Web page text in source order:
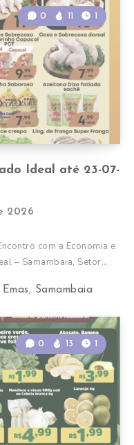
Ideal até 23-07-
0 11 1
2026
com a Economia e
– Samambaia, Setor…
, Samambaia
0 13 1